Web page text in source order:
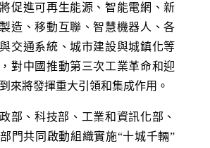
促進可再生能源、智能電網、新
造、移動互聯、智慧機器人、各
交通系統、城市建設與城鎮化等
對中國推動第三次工業革命和迎
來將發揮重大引領和集成作用。
部、科技部、工業和資訊化部、
門共同啟動組織實施“十城千輛”